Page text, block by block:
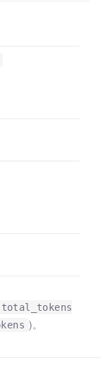
total_tokens
)。